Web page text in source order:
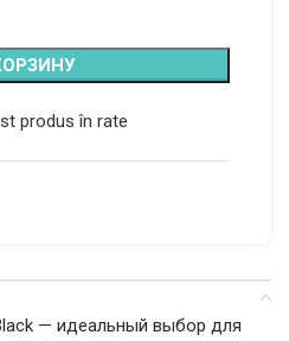
produs în rate
— идеальный выбор для